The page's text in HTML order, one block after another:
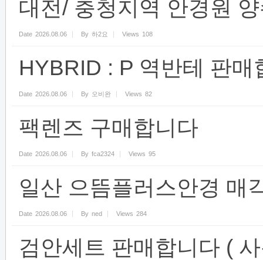
대전/ 충청지역 안경원
Date 2026.08.06 By 하2요 Views 108
HYBRID : P 역반테 판매
Date 2026.08.06 By 오비완 Views 82
팩렌즈 구매합니다
Date 2026.08.06 By fca2324 Views 95
일산 으뜸플러스안경 매
Date 2026.08.06 By ned Views 284
검안세트 판매합니다 (